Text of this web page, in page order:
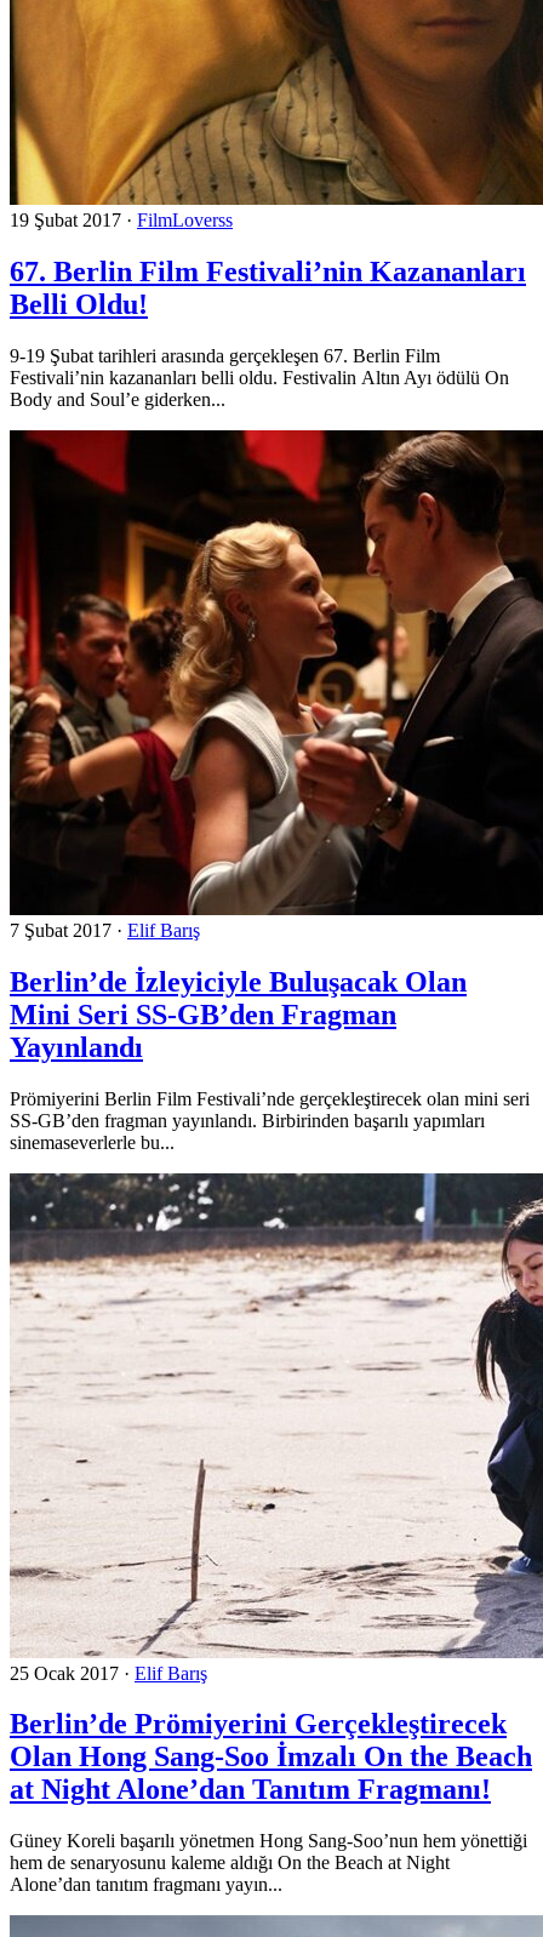
19 Şubat 2017 · FilmLoverss
67. Berlin Film Festivali’nin Kazananları
Belli Oldu!
9-19 Şubat tarihleri arasında gerçekleşen 67. Berlin Film
Festivali’nin kazananları belli oldu. Festivalin Altın Ayı ödülü On
Body and Soul’e giderken...
7 Şubat 2017 · Elif Barış
Berlin’de İzleyiciyle Buluşacak Olan
Mini Seri SS-GB’den Fragman
Yayınlandı
Prömiyerini Berlin Film Festivali’nde gerçekleştirecek olan mini seri
SS-GB’den fragman yayınlandı. Birbirinden başarılı yapımları
sinemaseverlerle bu...
25 Ocak 2017 · Elif Barış
Berlin’de Prömiyerini Gerçekleştirecek
Olan Hong Sang-Soo İmzalı On the Beach
at Night Alone’dan Tanıtım Fragmanı!
Güney Koreli başarılı yönetmen Hong Sang-Soo’nun hem yönettiği
hem de senaryosunu kaleme aldığı On the Beach at Night
Alone’dan tanıtım fragmanı yayın...